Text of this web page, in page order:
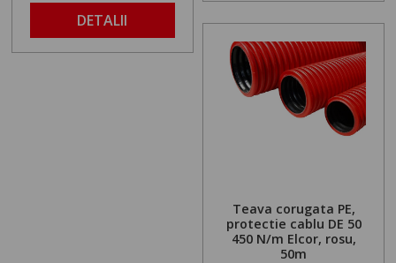
DETALII
Teava corugata PE,
protectie cablu DE 50
450 N/m Elcor, rosu,
50m